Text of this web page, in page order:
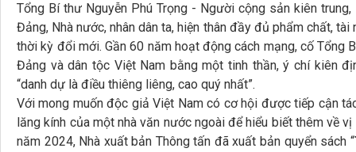
Tổng Bí thư Nguyễn Phú Trọng - Người cộng sản kiên
Đảng, Nhà nước, nhân dân ta, hiện thân đầy đủ phẩm chất,
thời kỳ đổi mới. Gần 60 năm hoạt động cách mạng, cố Tổng
Đảng và dân tộc Việt Nam bằng một tinh thần, ý chí kiên
“danh dự là điều thiêng liêng, cao quý nhất”.
Với mong muốn độc giả Việt Nam có cơ hội được tiếp cận
lăng kính của một nhà văn nước ngoài để hiểu biết thêm về
năm 2024, Nhà xuất bản Thông tấn đã xuất bản quyển sách “